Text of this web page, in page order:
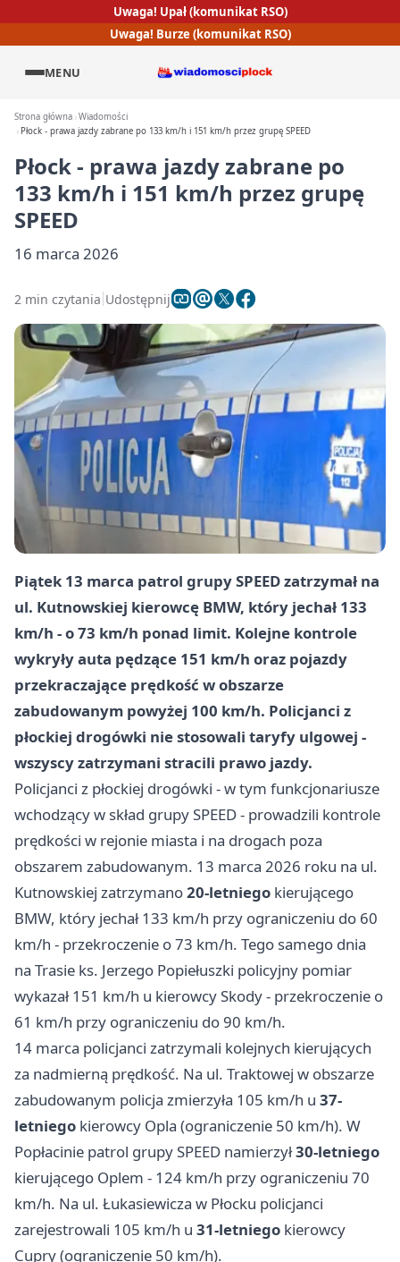
Uwaga! Upał (komunikat RSO)
Uwaga! Burze (komunikat RSO)
MENU
Strona główna Wiadomości
Płock - prawa jazdy zabrane po 133 km/h i 151 km/h przez grupę SPEED
Płock - prawa jazdy zabrane po
133 km/h i 151 km/h przez grupę
SPEED
16 marca 2026
2 min czytania Udostępnij
Piątek 13 marca patrol grupy SPEED zatrzymał na
ul. Kutnowskiej kierowcę BMW, który jechał 133
km/h - o 73 km/h ponad limit. Kolejne kontrole
wykryły auta pędzące 151 km/h oraz pojazdy
przekraczające prędkość w obszarze
zabudowanym powyżej 100 km/h. Policjanci z
płockiej drogówki nie stosowali taryfy ulgowej -
wszyscy zatrzymani stracili prawo jazdy.
Policjanci z płockiej drogówki - w tym funkcjonariusze
wchodzący w skład grupy SPEED - prowadzili kontrole
prędkości w rejonie miasta i na drogach poza
obszarem zabudowanym. 13 marca 2026 roku na ul.
Kutnowskiej zatrzymano20-letniego kierującego
BMW, który jechał 133 km/h przy ograniczeniu do 60
km/h - przekroczenie o 73 km/h. Tego samego dnia
na Trasie ks. Jerzego Popiełuszki policyjny pomiar
wykazał 151 km/h u kierowcy Skody - przekroczenie o
61 km/h przy ograniczeniu do 90 km/h.
14 marca policjanci zatrzymali kolejnych kierujących
za nadmierną prędkość. Na ul. Traktowej w obszarze
zabudowanym policja zmierzyła 105 km/h u 37-
letniego kierowcy Opla (ograniczenie 50 km/h). W
Popłacinie patrol grupy SPEED namierzył30-letniego
kierującego Oplem - 124 km/h przy ograniczeniu 70
km/h. Na ul. Łukasiewicza w Płocku policjanci
zarejestrowali 105 km/h u 31-letniego kierowcy
Cupry (ograniczenie 50 km/h).